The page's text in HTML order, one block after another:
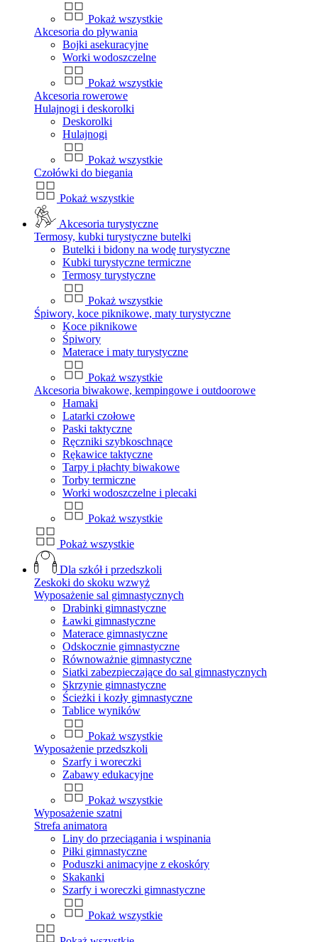
Pokaż wszystkie
Akcesoria do pływania
Bojki asekuracyjne
Worki wodoszczelne
Pokaż wszystkie
Akcesoria rowerowe
Hulajnogi i deskorolki
Deskorolki
Hulajnogi
Pokaż wszystkie
Czołówki do biegania
Pokaż wszystkie
Akcesoria turystyczne
Termosy, kubki turystyczne butelki
Butelki i bidony na wodę turystyczne
Kubki turystyczne termiczne
Termosy turystyczne
Pokaż wszystkie
Śpiwory, koce piknikowe, maty turystyczne
Koce piknikowe
Śpiwory
Materace i maty turystyczne
Pokaż wszystkie
Akcesoria biwakowe, kempingowe i outdoorowe
Hamaki
Latarki czołowe
Paski taktyczne
Ręczniki szybkoschnące
Rękawice taktyczne
Tarpy i płachty biwakowe
Torby termiczne
Worki wodoszczelne i plecaki
Pokaż wszystkie
Pokaż wszystkie
Dla szkół i przedszkoli
Zeskoki do skoku wzwyż
Wyposażenie sal gimnastycznych
Drabinki gimnastyczne
Ławki gimnastyczne
Materace gimnastyczne
Odskocznie gimnastyczne
Równoważnie gimnastyczne
Siatki zabezpieczające do sal gimnastycznych
Skrzynie gimnastyczne
Ścieżki i kozły gimnastyczne
Tablice wyników
Pokaż wszystkie
Wyposażenie przedszkoli
Szarfy i woreczki
Zabawy edukacyjne
Pokaż wszystkie
Wyposażenie szatni
Strefa animatora
Liny do przeciągania i wspinania
Piłki gimnastyczne
Poduszki animacyjne z ekoskóry
Skakanki
Szarfy i woreczki gimnastyczne
Pokaż wszystkie